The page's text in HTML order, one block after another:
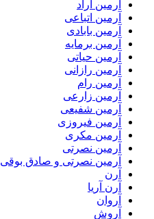
آرمین آراد
آرمین اتباعی
آرمین بابادی
آرمین برمایه
آرمین حیاتی
آرمین رازانی
آرمین رام
آرمین زارعی
آرمین شفیعی
آرمین فیروزی
آرمین مکری
آرمین نصرتی
آرمین نصرتی و صادق بوقی
آرن
آرن آریا
آروان
آروش